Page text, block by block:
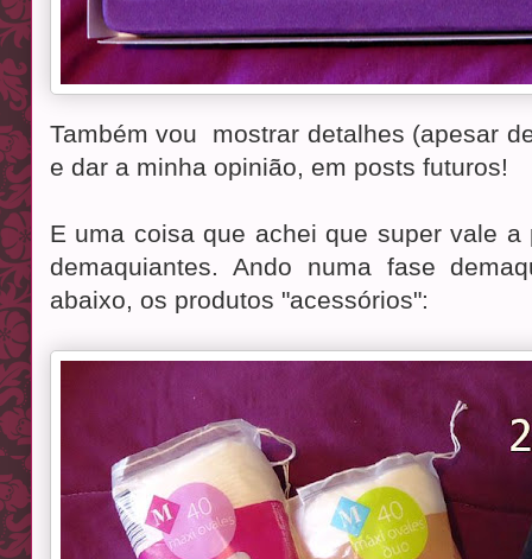
Também vou mostrar detalhes (apesar
e dar a minha opinião, em posts futuros!
E uma coisa que achei que super vale
demaquiantes. Ando numa fase
abaixo, os produtos "acessórios":